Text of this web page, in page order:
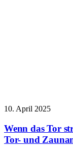
10. April 2025
Wenn das Tor
Tor- und